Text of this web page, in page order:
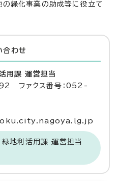
の緑化事業の助成等に役立て
合わせ
用課 運営担当
ファクス番号：052-
地利活用課 運営担当